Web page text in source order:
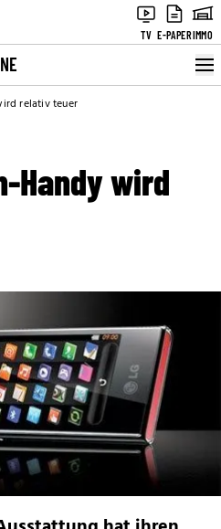
TV E-PAPERIMMO
relativ teuer
Handy wird